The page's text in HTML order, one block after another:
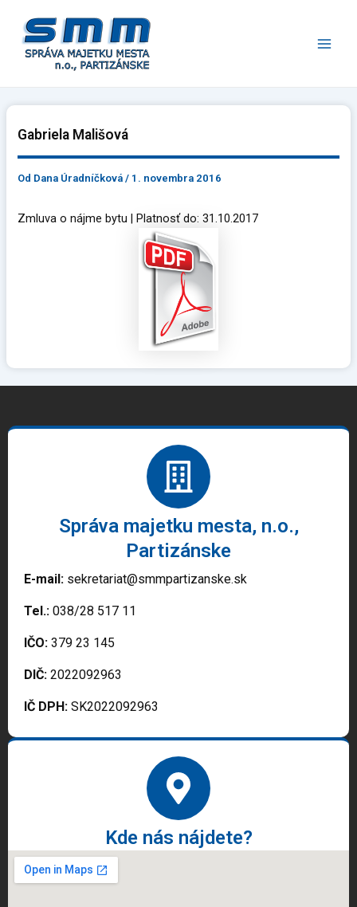
obsah
Gabriela Mališová
Od Dana Úradníčková/ 1. novembra 2016
Zmluva o nájme bytu | Platnosť do: 31.10.2017
Správa majetku mesta, n.o.,
Partizánske
E-mail: sekretariat@smmpartizanske.sk
Tel.: 038/28 517 11
IČO: 379 23 145
DIČ: 2022092963
IČ DPH: SK2022092963
Kde nás nájdete?